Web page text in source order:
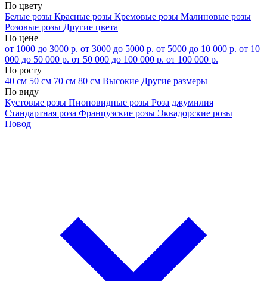
По цвету
Белые розы Красные розы Кремовые розы Малиновые розы
Розовые розы Другие цвета
По цене
от 1000 до 3000 р. от 3000 до 5000 р. от 5000 до 10 000 р. от 10
000 до 50 000 р. от 50 000 до 100 000 р. от 100 000 р.
По росту
40 см 50 см 70 см 80 см Высокие Другие размеры
По виду
Кустовые розы Пионовидные розы Роза джумилия
Стандартная роза Французские розы Эквадорские розы
Повод